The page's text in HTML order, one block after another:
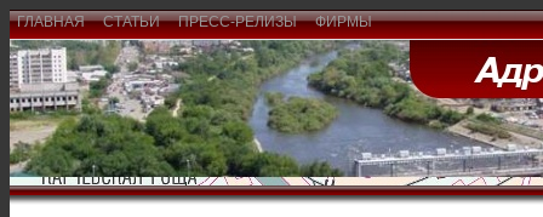
ГЛАВНАЯ СТАТЬИ ПРЕСС-РЕЛИЗЫ ФИРМЫ